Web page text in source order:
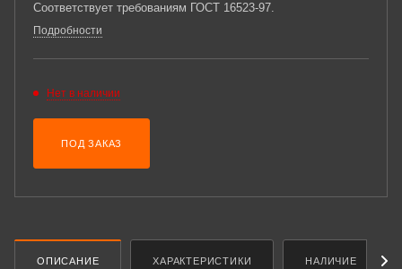
Соответствует требованиям ГОСТ 16523-97.
Подробности
Нет в наличии
ПОД ЗАКАЗ
ОПИСАНИЕ ХАРАКТЕРИСТИКИ НАЛИЧИЕ